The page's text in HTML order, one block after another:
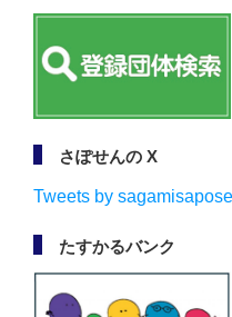
さぽせんの X
Tweets by
たすかるバンク